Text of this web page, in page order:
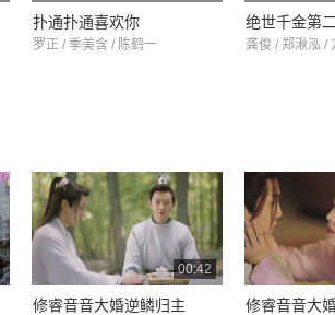
扑通扑通喜欢你
罗正 / 季美含 / 陈鹤一
绝世千金第
龚俊 / 郑湫泓 /
00:42
修睿音音大婚逆鳞归主 修睿音音大